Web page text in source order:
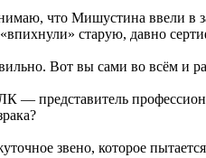
что Мишустина ввели в
«впихнули» старую, давно
Вот вы сами во всём и
— представитель
звено, которое пытается